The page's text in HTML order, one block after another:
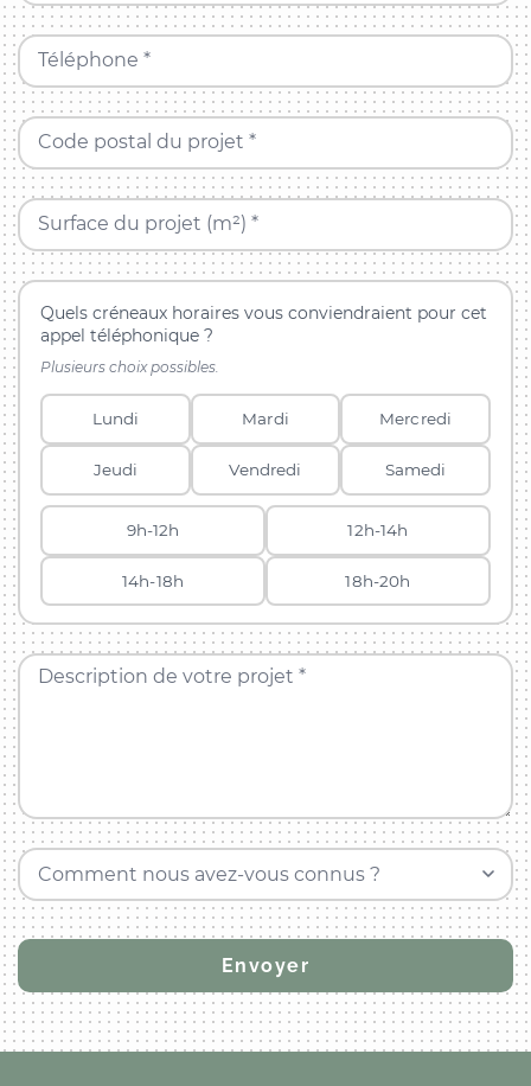
Téléphone *
Code postal du projet *
Surface du projet (m²) *
Quels créneaux horaires vous conviendraient pour cet
appel téléphonique ?
Plusieurs choix possibles.
Lundi Mardi Mercredi
Jeudi Vendredi Samedi
9h-12h 12h-14h
14h-18h 18h-20h
Description de votre projet *
Comment nous avez-vous connus ?